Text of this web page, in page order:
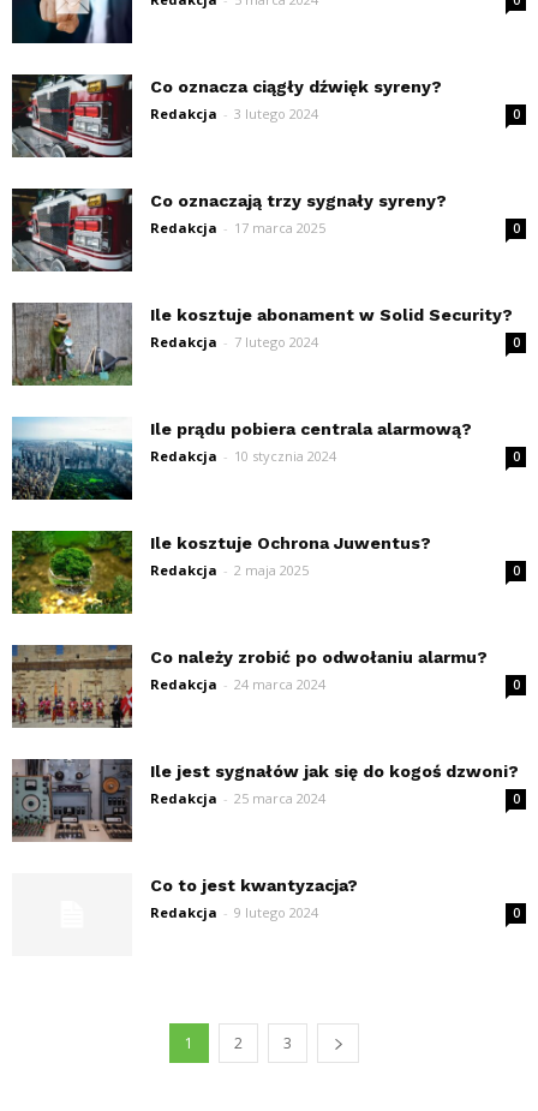
Co oznacza ciągły dźwięk syreny?
Redakcja - 3 lutego 2024 0
Co oznaczają trzy sygnały syreny?
Redakcja - 17 marca 2025 0
Ile kosztuje abonament w Solid Security?
Redakcja - 7 lutego 2024 0
Ile prądu pobiera centrala alarmową?
Redakcja - 10 stycznia 2024 0
Ile kosztuje Ochrona Juwentus?
Redakcja - 2 maja 2025 0
Co należy zrobić po odwołaniu alarmu?
Redakcja - 24 marca 2024 0
Ile jest sygnałów jak się do kogoś dzwoni?
Redakcja - 25 marca 2024 0
Co to jest kwantyzacja?
Redakcja - 9 lutego 2024 0
1 2 3